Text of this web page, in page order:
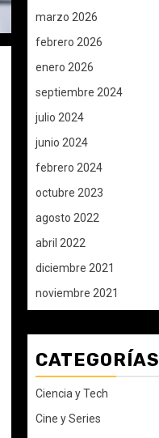
marzo 2026
febrero 2026
enero 2026
septiembre 2024
julio 2024
junio 2024
febrero 2024
octubre 2023
agosto 2022
abril 2022
diciembre 2021
noviembre 2021
CATEGORÍAS
Ciencia y Tech
Cine y Series